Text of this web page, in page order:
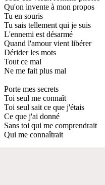
Qu'on invente à mon propos
Tu en souris
Tu sais tellement qui je suis
L'ennemi est désarmé
Quand l'amour vient libérer
Dérider les mots
Tout ce mal
Ne me fait plus mal
Porte mes secrets
Toi seul me connaît
Toi seul sait ce que j'étais
Ce que j'ai donné
Sans toi qui me comprendrait
Qui me connaîtrait